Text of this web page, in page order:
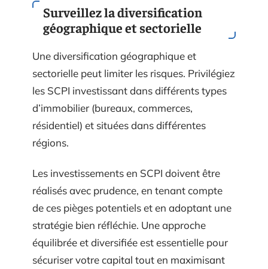
Surveillez la diversification
géographique et sectorielle
Une diversification géographique et
sectorielle peut limiter les risques. Privilégiez
les SCPI investissant dans différents types
d’immobilier (bureaux, commerces,
résidentiel) et situées dans différentes
régions.
Les investissements en SCPI doivent être
réalisés avec prudence, en tenant compte
de ces pièges potentiels et en adoptant une
stratégie bien réfléchie. Une approche
équilibrée et diversifiée est essentielle pour
sécuriser votre capital tout en maximisant